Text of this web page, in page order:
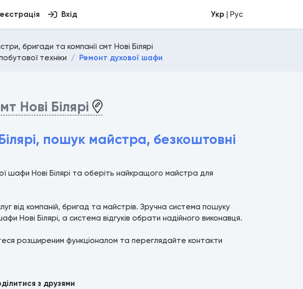
Вхід Укр | Рус
бригади та компанії смт Нові Білярі
техніки Ремонт духової шафи
Нові Білярі
пошук майстра, безкоштовні
шафи Нові Білярі та оберіть найкращого майстра для
від компаній, бригад та майстрів. Зручна система пошуку
Нові Білярі, а система відгуків обрати надійного виконавця.
розширеним функціоналом та переглядайте контакти
з друзями